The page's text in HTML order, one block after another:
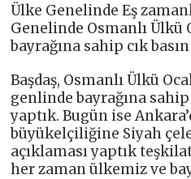
Ülke Genelinde Eş
Genelinde Osmanlı Ülkü
bayrağına sahip cık
Başdaş, Osmanlı Ülkü
genlinde bayrağına sahip
yaptık. Bugün ise
büyükelçiliğine Siyah
açıklaması yaptık
her zaman ülkemiz ve